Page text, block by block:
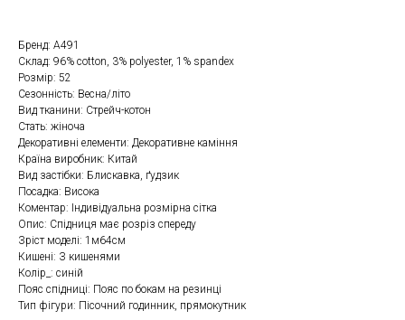
Бренд: A491
Склад: 96% cotton, 3% polyester, 1% spandex
Розмір: 52
Сезонність: Весна/літо
Вид тканини: Стрейч-котон
Стать: жіноча
Декоративні елементи: Декоративне каміння
Країна виробник: Китай
Вид застібки: Блискавка, ґудзик
Посадка: Висока
Коментар: Індивідуальна розмірна сітка
Опис: Спідниця має розріз спереду
Зріст моделі: 1м64см
Кишені: З кишенями
Колір_: синій
Пояс спідниці: Пояс по бокам на резинці
Тип фігури: Пісочний годинник, прямокутник